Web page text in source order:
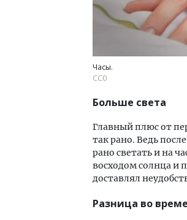
Часы.
СС0
Больше света
Главный плюс от
так рано. Ведь
рано светать и на
восходом солнца и
доставлял
Разница во